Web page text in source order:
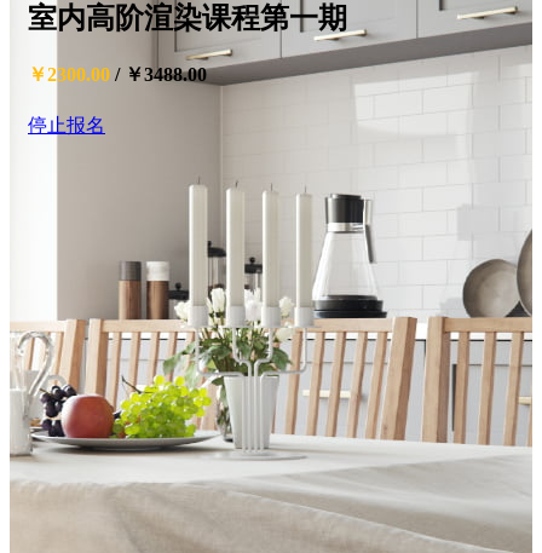
室内高阶渲染课程第一期
￥2300.00 / ￥3488.00
停止报名